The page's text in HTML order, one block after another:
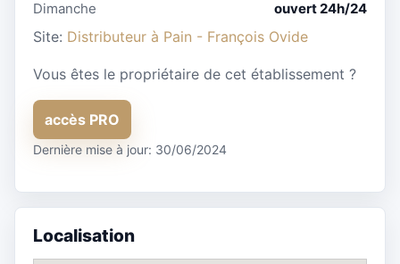
Dimanche
ouvert 24h/24
Site: Distributeur à Pain - François Ovide
Vous êtes le propriétaire de cet établissement ?
accès PRO
Dernière mise à jour: 30/06/2024
Localisation